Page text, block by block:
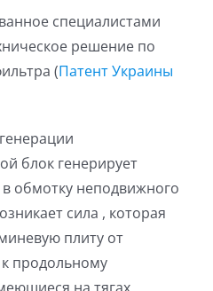
специалистами
решение по
(Патент Украины
блок генерирует
обмотку неподвижного
сила , которая
плиту от
продольному